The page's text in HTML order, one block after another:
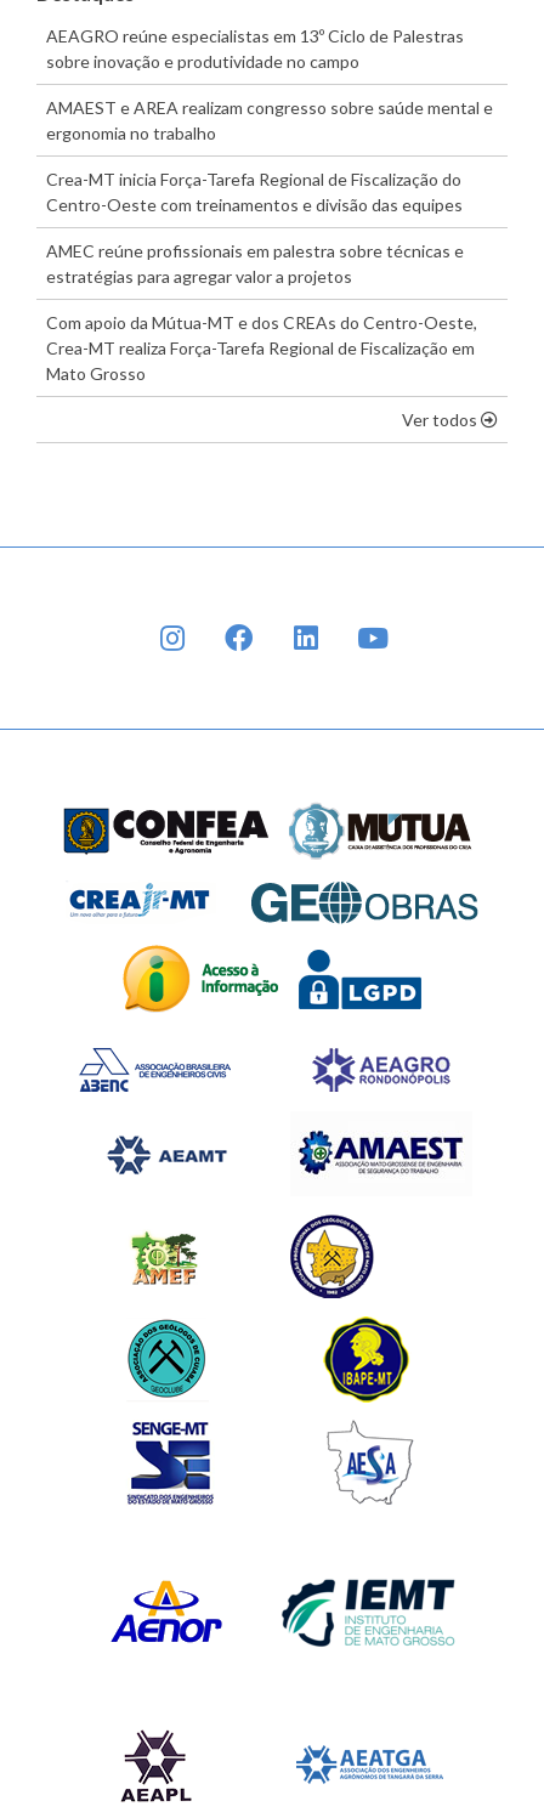
AEAGRO reúne especialistas em 13º Ciclo de Palestras
sobre inovação e produtividade no campo
AMAEST e AREA realizam congresso sobre saúde mental e
ergonomia no trabalho
Crea-MT inicia Força-Tarefa Regional de Fiscalização do
Centro-Oeste com treinamentos e divisão das equipes
AMEC reúne profissionais em palestra sobre técnicas e
estratégias para agregar valor a projetos
Com apoio da Mútua-MT e dos CREAs do Centro-Oeste,
Crea-MT realiza Força-Tarefa Regional de Fiscalização em
Mato Grosso
Ver todos os
INSTAGRAMFACEBOOKLINKEDIN